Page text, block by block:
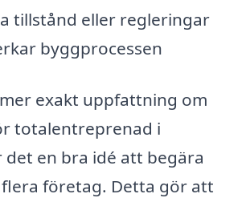
tillstånd eller regleringar
byggprocessen
exakt uppfattning om
totalentreprenad i
en bra idé att begära
företag. Detta gör att